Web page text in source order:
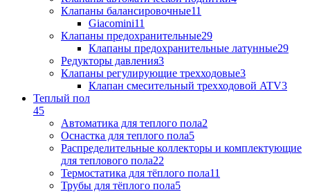
Клапаны балансировочные11
Giacomini11
Клапаны предохранительные29
Клапаны предохранительные латунные29
Редукторы давления3
Клапаны регулирующие трехходовые3
Клапан смесительный трехходовой ATV3
Теплый пол
45
Автоматика для теплого пола2
Оснастка для теплого пола5
Распределительные коллекторы и комплектующие
для теплового пола22
Термостатика для тёплого пола11
Трубы для тёплого пола5